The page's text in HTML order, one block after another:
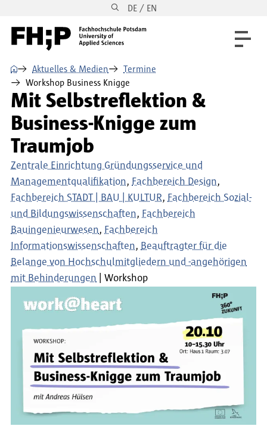
Direkt zur Hauptnavigation DE / EN
⌂ Aktuelles & Medien
Termine
Workshop Business Knigge
Mit Selbstreflektion &
Business-Knigge zum
Traumjob
Zentrale Einrichtung Gründungsservice und
Managementqualifikation
Fachbereich Design
Fachbereich STADT | BAU | KULTUR
Fachbereich Sozial-
und Bildungswissenschaften
Fachbereich
Bauingenieurwesen
Fachbereich
Informationswissenschaften
Beauftragter für die
Belange von Hochschulmitgliedern und -angehörigen
mit Behinderungen
Workshop